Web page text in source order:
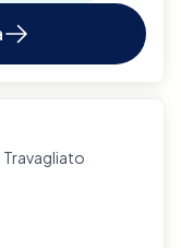
Travagliato